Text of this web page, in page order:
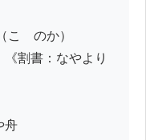
ゝのか）
割書：なやより
舟